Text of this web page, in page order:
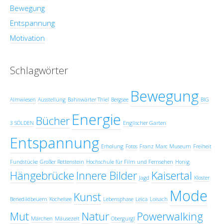
Bewegung
Entspannung
Motivation
Schlagwörter
Almwiesen Ausstellung Bahnwärter Thiel Bergsee Bewegung BIG
3 SÖLDEN Bücher Energie Englischer Garten
Entspannung Erholung Fotos Franz Marc Museum Freiheit
Fundstücke Großer Rettenstein Hochschule für Film und Fernsehen Honig
Hängebrücke Innere Bilder Jagd Kaisertal Kloster
Benediktbeuern Kochelsee Kunst Lebensphase Leica Loisach Mode
Mut Märchen Mäusezelt Natur Obergurgl Powerwalking